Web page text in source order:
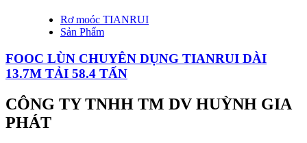
Rơ moóc TIANRUI
Sản Phẩm
FOOC LÙN CHUYÊN DỤNG TIANRUI DÀI
13.7M TẢI 58.4 TẤN
CÔNG TY TNHH TM DV HUỲNH GIA
PHÁT